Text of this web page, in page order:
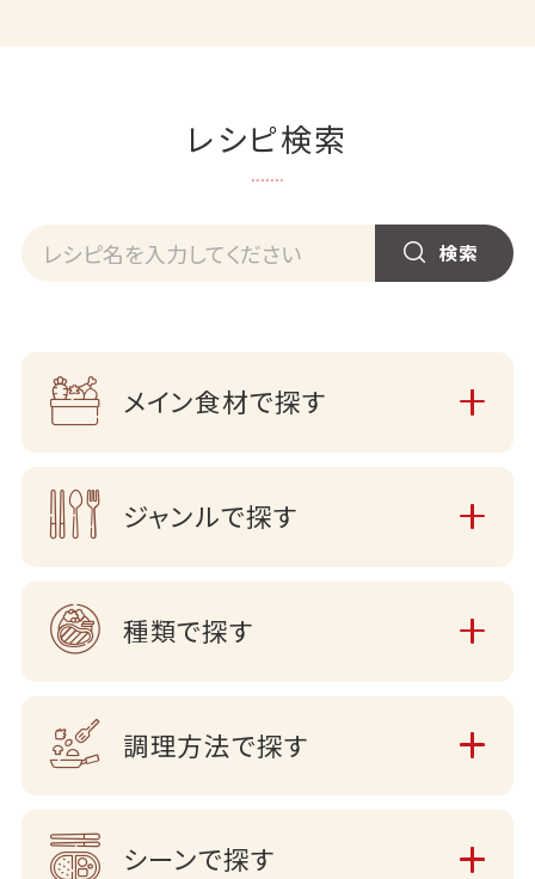
レシピ検索
メイン食材で探す
ジャンルで探す
種類で探す
調理方法で探す
シーンで探す